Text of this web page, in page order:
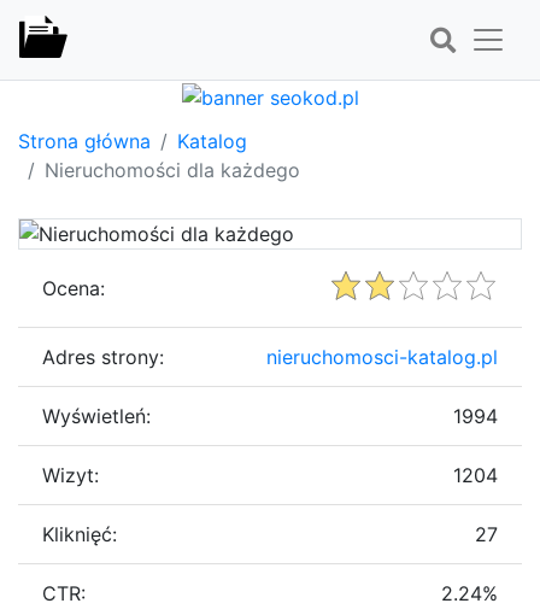
Strona główna
Katalog
Nieruchomości dla każdego
Ocena:
Adres strony: nieruchomosci-katalog.pl
Wyświetleń: 1994
Wizyt: 1204
Kliknięć: 27
CTR: 2.24%